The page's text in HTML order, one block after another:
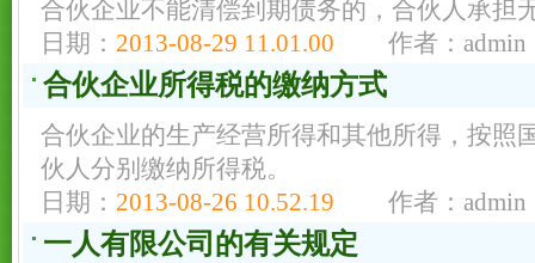
合伙企业不能清偿到期债务的，合伙人承担
日期： 2013-08-29 11.01.00 作者：admin
合伙企业所得税的缴纳方式
合伙企业的生产经营所得和其他所得，按照
伙人分别缴纳所得税。
日期： 2013-08-26 10.52.19 作者：admin
一人有限公司的有关规定